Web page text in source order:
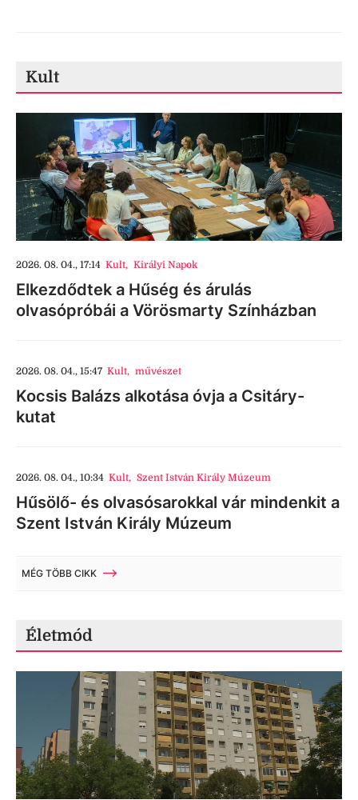
Kult
2026. 08. 04., 17:14 Kult, Királyi Napok
Elkezdődtek a Hűség és árulás
olvasópróbái a Vörösmarty Színházban
2026. 08. 04., 15:47 Kult, művészet
Kocsis Balázs alkotása óvja a Csitáry-
kutat
2026. 08. 04., 10:34 Kult, Szent István Király Múzeum
Hűsölő- és olvasósarokkal vár mindenkit a
Szent István Király Múzeum
MÉG TÖBB CIKK
Életmód